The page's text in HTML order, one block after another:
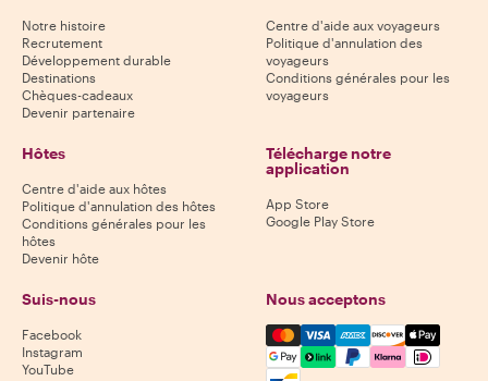
Notre histoire
Recrutement
Développement durable
Destinations
Chèques-cadeaux
Devenir partenaire
Centre d'aide aux voyageurs
Politique d'annulation des
voyageurs
Conditions générales pour les
voyageurs
Hôtes
Centre d'aide aux hôtes
Politique d'annulation des hôtes
Conditions générales pour les
hôtes
Devenir hôte
Télécharge notre
application
App Store
Google Play Store
Suis-nous
Facebook
Instagram
YouTube
Nous acceptons
Mastercard, Visa, Amex,